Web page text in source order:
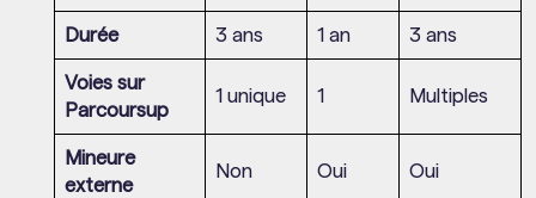
Durée 3 ans 1 an 3 ans
Voies sur
Parcoursup
1 unique 1 Multiples
Mineure
externe
Non Oui Oui